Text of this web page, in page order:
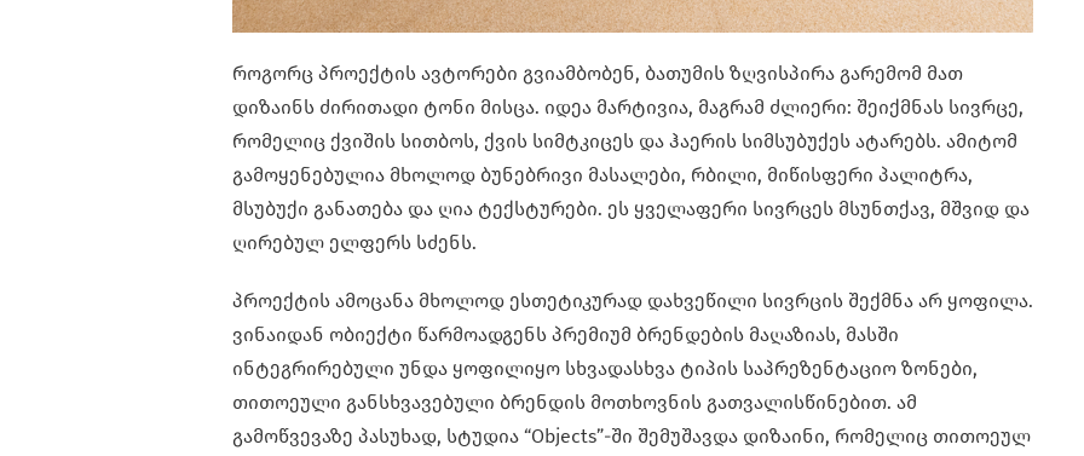
როგორც პროექტის ავტორები გვიამბობენ, ბათუმის ზღვისპირა გარემომ მათ
დიზაინს ძირითადი ტონი მისცა. იდეა მარტივია, მაგრამ ძლიერი: შეიქმნას სივრცე,
რომელიც ქვიშის სითბოს, ქვის სიმტკიცეს და ჰაერის სიმსუბუქეს ატარებს. ამიტომ
გამოყენებულია მხოლოდ ბუნებრივი მასალები, რბილი, მიწისფერი პალიტრა,
მსუბუქი განათება და ღია ტექსტურები. ეს ყველაფერი სივრცეს მსუნთქავ, მშვიდ და
ღირებულ ელფერს სძენს.
პროექტის ამოცანა მხოლოდ ესთეტიკურად დახვეწილი სივრცის შექმნა არ ყოფილა.
ვინაიდან ობიექტი წარმოადგენს პრემიუმ ბრენდების მაღაზიას, მასში
ინტეგრირებული უნდა ყოფილიყო სხვადასხვა ტიპის საპრეზენტაციო ზონები,
თითოეული განსხვავებული ბრენდის მოთხოვნის გათვალისწინებით. ამ
გამოწვევაზე პასუხად, სტუდია “Objects”-ში შემუშავდა დიზაინი, რომელიც თითოეულ